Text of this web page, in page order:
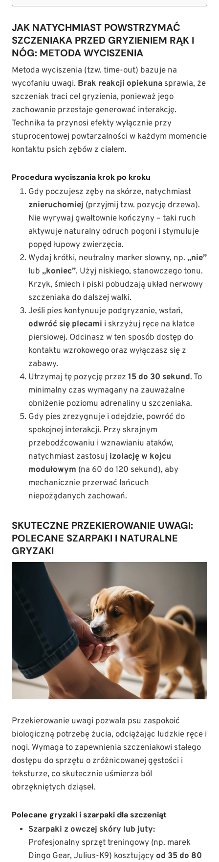
JAK NATYCHMIAST POWSTRZYMAĆ
SZCZENIAKA PRZED GRYZIENIEM RĄK I
NÓG: METODA WYCISZENIA
Metoda wyciszenia (tzw. time-out) bazuje na
wycofaniu uwagi. Brak reakcji opiekuna sprawia, że
szczeniak traci cel gryzienia, ponieważ jego
zachowanie przestaje generować interakcję.
Technika ta przynosi efekty wyłącznie przy
stuprocentowej powtarzalności w każdym momencie
kontaktu psich zębów z ciałem.
Procedura wyciszania krok po kroku
Gdy poczujesz zęby na skórze, natychmiast
znieruchomiej (przyjmij tzw. pozycję drzewa).
Nie wyrywaj gwałtownie kończyny – taki ruch
aktywuje naturalny odruch pogoni i stymuluje
popęd łupowy zwierzęcia.
Wydaj krótki, neutralny marker słowny, np. „nie”
lub „koniec”. Użyj niskiego, stanowczego tonu.
Krzyk, śmiech i piski pobudzają układ nerwowy
szczeniaka do dalszej walki.
Jeśli pies kontynuuje podgryzanie, wstań,
odwróć się plecami i skrzyżuj ręce na klatce
piersiowej. Odcinasz w ten sposób dostęp do
kontaktu wzrokowego oraz wyłączasz się z
zabawy.
Utrzymaj tę pozycję przez 15 do 30 sekund. To
minimalny czas wymagany na zauważalne
obniżenie poziomu adrenaliny u szczeniaka.
Gdy pies zrezygnuje i odejdzie, powróć do
spokojnej interakcji. Przy skrajnym
przebodźcowaniu i wznawianiu ataków,
natychmiast zastosuj izolację w kojcu
modułowym (na 60 do 120 sekund), aby
mechanicznie przerwać łańcuch
niepożądanych zachowań.
SKUTECZNE PRZEKIEROWANIE UWAGI:
POLECANE SZARPAKI I NATURALNE
GRYZAKI
Przekierowanie uwagi pozwala psu zaspokoić
biologiczną potrzebę żucia, odciążając ludzkie ręce i
nogi. Wymaga to zapewnienia szczeniakowi stałego
dostępu do sprzętu o zróżnicowanej gęstości i
teksturze, co skutecznie uśmierza ból
obrzękniętych dziąseł.
Polecane gryzaki i szarpaki dla szczeniąt
Szarpaki z owczej skóry lub juty:
Profesjonalny sprzęt treningowy (np. marek
Dingo Gear, Julius-K9) kosztujący od 35 do 80